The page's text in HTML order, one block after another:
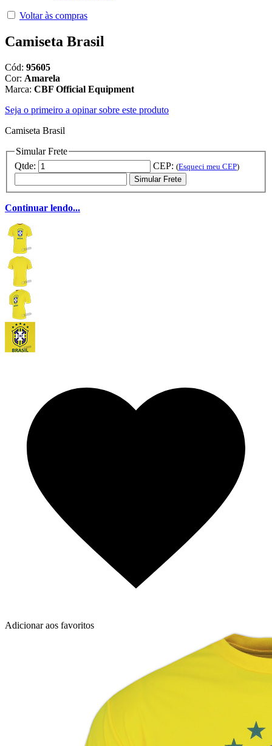
Voltar às compras
Camiseta Brasil
Cód: 95605
Cor: Amarela
Marca: CBF Official Equipment
Seja o primeiro a opinar sobre este produto
Camiseta Brasil
Simular Frete
Qtde:
CEP: (Esqueci meu CEP)
Simular Frete
Continuar lendo...
Adicionar aos favoritos